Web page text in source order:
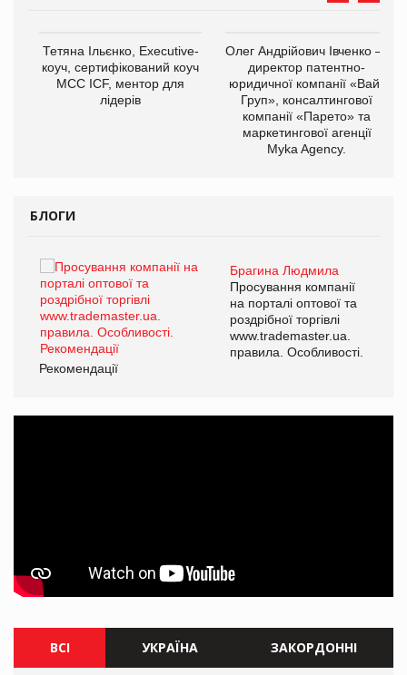
Тетяна Ільєнко, Executive-
коуч, сертифікований коуч
МСС ICF, ментор для
лідерів
Олег Андрійович Івченко —
директор патентно-
юридичної компанії «Вайз
Груп», консалтингової
компанії «Парето» та
маркетингової агенції
Myka Agency.
БЛОГИ
Брагина Людмила
Просування компанії
на порталі оптової та
роздрібної торгівлі
www.trademaster.ua.
правила. Особливості.
Рекомендації
ВСІ УКРАЇНА ЗАКОРДОННІ